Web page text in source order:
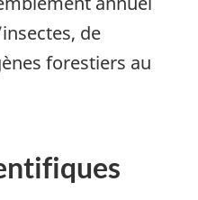
de
forestiers au